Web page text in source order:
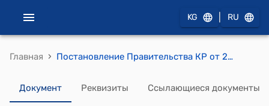
KG RU
Главная › Постановление Правительства КР от 23 сентября 2005 года № 449 "О досрочном погашении задолженности Правительства Кыргызской Республики по государственным ценным бумагам перед вкладчиками бывшего «Кыргызэлбанка» (ранее - Банк сбережений и кредитования граждан Республики Кыргызстан), а также обанкротившихся коммерческих банков АКБ «Курулуш-Банк», АКБ «Инсан» и АКБ «Меркюри»
Документ Реквизиты Ссылающиеся документы